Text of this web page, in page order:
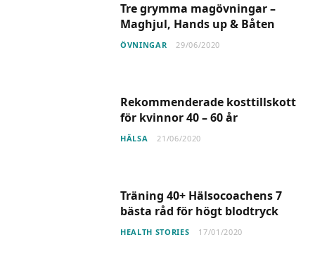
Tre grymma magövningar –
Maghjul, Hands up & Båten
ÖVNINGAR 29/06/2020
Rekommenderade kosttillskott
för kvinnor 40 – 60 år
HÄLSA 21/06/2020
Träning 40+ Hälsocoachens 7
bästa råd för högt blodtryck
HEALTH STORIES 17/01/2020